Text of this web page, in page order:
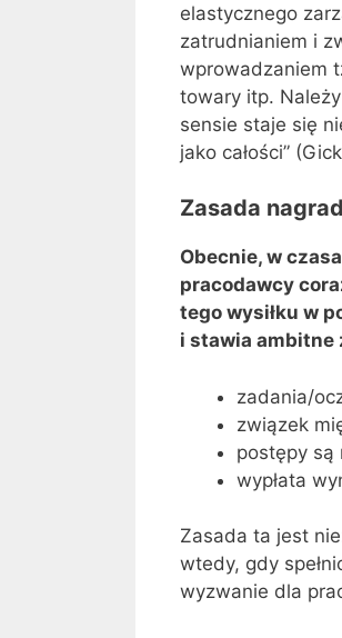
elastycznego
zatrudnianiem i
wprowadzaniem
towary itp.
sensie staje się
jako całości”
Zasada
Obecnie, w
pracodawcy
tego wysiłku w
i stawia ambitne
zadania/
związek
postępy są
wypłata
Zasada ta jest
wtedy, gdy
wyzwanie dla